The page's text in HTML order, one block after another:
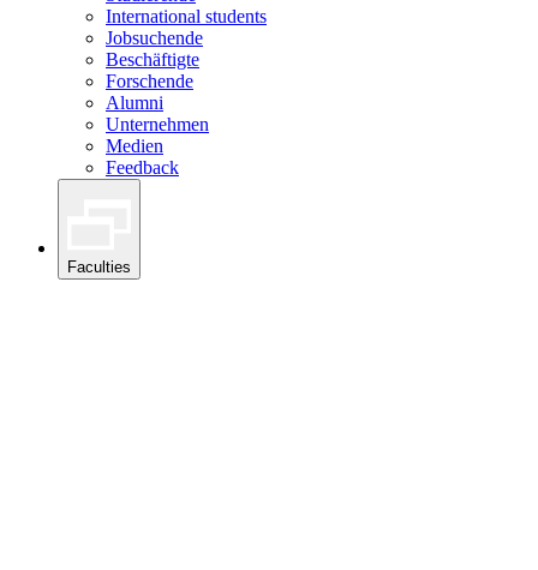
International students
Jobsuchende
Beschäftigte
Forschende
Alumni
Unternehmen
Medien
Feedback
Faculties